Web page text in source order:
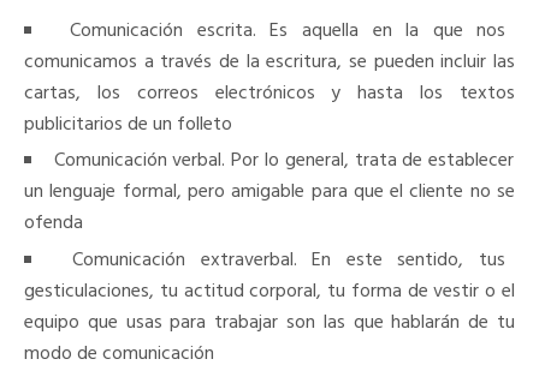
Comunicación escrita. Es aquella en la que nos
comunicamos a través de la escritura, se pueden incluir las
cartas, los correos electrónicos y hasta los textos
publicitarios de un folleto
Comunicación verbal. Por lo general, trata de establecer
un lenguaje formal, pero amigable para que el cliente no se
ofenda
Comunicación extraverbal. En este sentido, tus
gesticulaciones, tu actitud corporal, tu forma de vestir o el
equipo que usas para trabajar son las que hablarán de tu
modo de comunicación